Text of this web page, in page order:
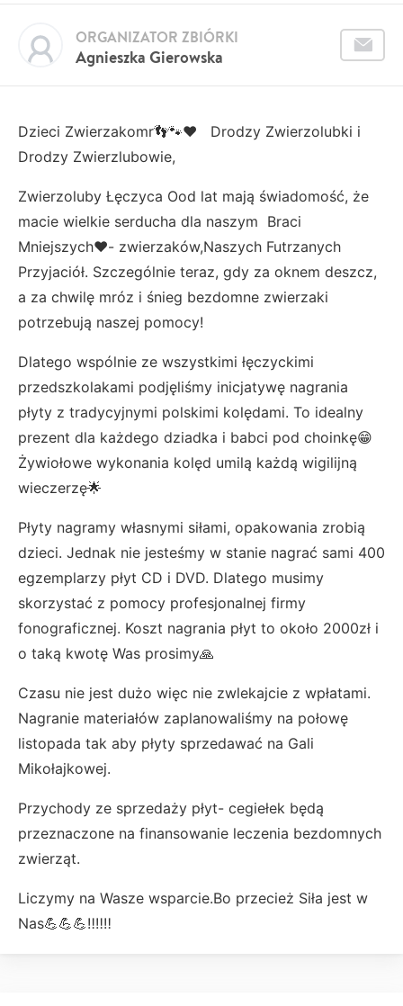
Agnieszka Gierowska
ORGANIZATOR ZBIÓRKI
Dzieci Zwierzakomr👣🐾♥️ Drodzy Zwierzolubki i
Drodzy Zwierzlubowie,
Zwierzoluby Łęczyca Ood lat mają świadomość, że
macie wielkie serducha dla naszym Braci
Mniejszych♥️- zwierzaków,Naszych Futrzanych
Przyjaciół. Szczególnie teraz, gdy za oknem deszcz,
a za chwilę mróz i śnieg bezdomne zwierzaki
potrzebują naszej pomocy!
Dlatego wspólnie ze wszystkimi łęczyckimi
przedszkolakami podjęliśmy inicjatywę nagrania
płyty z tradycyjnymi polskimi kolędami. To idealny
prezent dla każdego dziadka i babci pod choinkę😁
Żywiołowe wykonania kolęd umilą każdą wigilijną
wieczerzę🌟
Płyty nagramy własnymi siłami, opakowania zrobią
dzieci. Jednak nie jesteśmy w stanie nagrać sami 400
egzemplarzy płyt CD i DVD. Dlatego musimy
skorzystać z pomocy profesjonalnej firmy
fonograficznej. Koszt nagrania płyt to około 2000zł i
o taką kwotę Was prosimy🙏
Czasu nie jest dużo więc nie zwlekajcie z wpłatami.
Nagranie materiałów zaplanowaliśmy na połowę
listopada tak aby płyty sprzedawać na Gali
Mikołajkowej.
Przychody ze sprzedaży płyt- cegiełek będą
przeznaczone na finansowanie leczenia bezdomnych
zwierząt.
Liczymy na Wasze wsparcie.Bo przecież Siła jest w
Nas💪💪💪‼️‼️‼️